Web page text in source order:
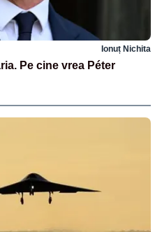
Ionuț Nichita
Pe cine vrea Péter